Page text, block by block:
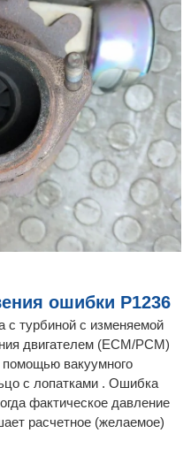
ошибки P1236
с турбиной с изменяемой
двигателем (ECM/PCM)
помощью вакуумного
с лопатками . Ошибка
фактическое давление
расчетное (желаемое)